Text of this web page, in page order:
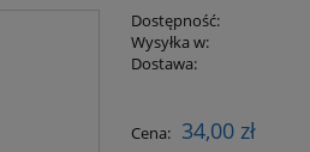
Dostępność:
Wysyłka w:
Dostawa:
płatnościCena: 34,00 zł